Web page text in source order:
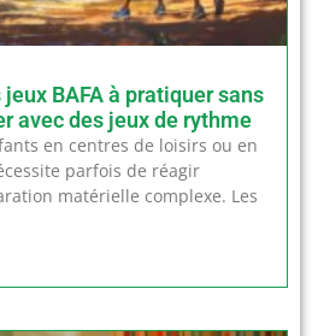
BAFA à pratiquer sans
avec des jeux de rythme
en centres de loisirs ou en
parfois de réagir
matérielle complexe. Les